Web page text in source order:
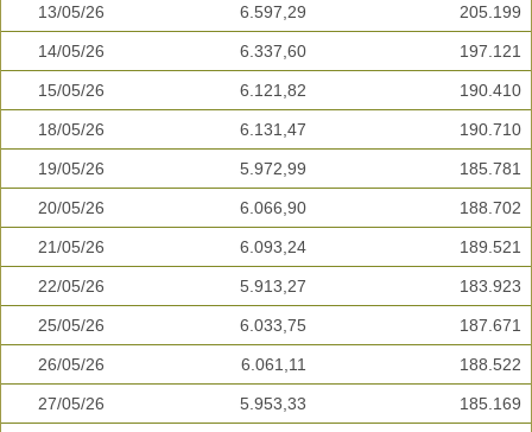
13/05/26 6.597,29 205.199
14/05/26 6.337,60 197.121
15/05/26 6.121,82 190.410
18/05/26 6.131,47 190.710
19/05/26 5.972,99 185.781
20/05/26 6.066,90 188.702
21/05/26 6.093,24 189.521
22/05/26 5.913,27 183.923
25/05/26 6.033,75 187.671
26/05/26 6.061,11 188.522
27/05/26 5.953,33 185.169